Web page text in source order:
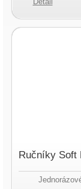
Ručníky Soft